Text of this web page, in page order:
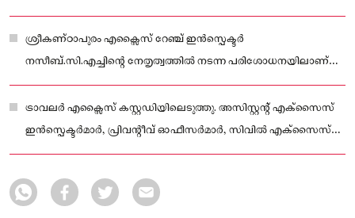
എന്നയാളെയും എക്സൈസ് അറസ്റ്റ് ചെയ്തു.
ശ്രീകണ്ഠാപുരം എക്സൈസ് റേഞ്ച് ഇൻസ്പെക്ടർ
നസീബ്.സി.എച്ചിന്റെ നേതൃത്വത്തിൽ നടന്ന പരിശോധനയിലാണ്
മയക്കുമരുന്ന് കണ്ടെടുത്തത്
ട്രാവലർ എക്സൈസ് കസ്റ്റഡിയിലെടുത്തു. അസിസ്റ്റന്റ് എക്‌സൈസ്
ഇൻസ്പെക്ടർമാർ, പ്രിവൻ്റീവ് ഓഫീസർമാർ, സിവിൽ എക്‌സൈസ്
ഓഫീസർമാർ എന്നിവരടങ്ങിയ സംഘമാണ് റെയ്ഡ് നടത്തിയത്.